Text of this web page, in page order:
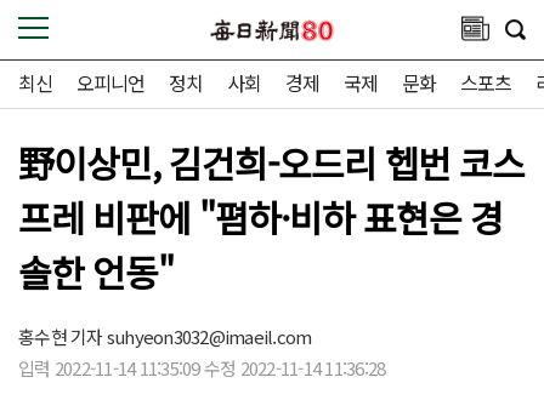
최신 오피니언 정치 사회 경제 국제 문화 스포츠
野이상민, 김건희-오드리 헵번 코스
프레 비판에 "폄하·비하 표현은 경
솔한 언동"
홍수현 기자suhyeon3032@imaeil.com
입력 2022-11-14 11:35:09 수정 2022-11-14 11:36:28